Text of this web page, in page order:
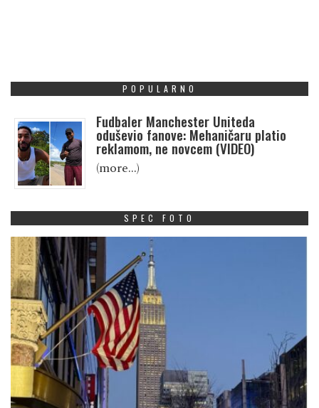
POPULARNO
Fudbaler Manchester Uniteda
oduševio fanove: Mehaničaru platio
reklamom, ne novcem (VIDEO)
(more…)
SPEC FOTO